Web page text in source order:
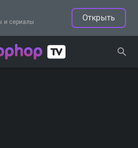
и сериалы
Открыть